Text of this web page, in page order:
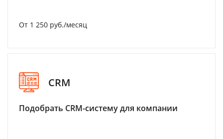
От 1 250 руб./месяц
CRM
Подобрать CRM-систему для компании